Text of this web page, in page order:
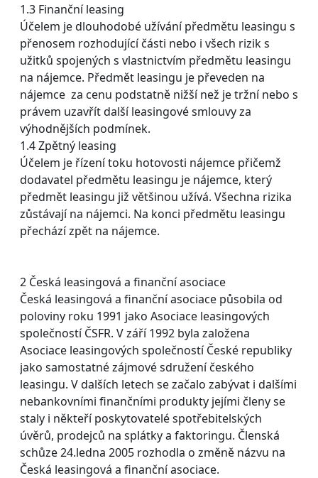
1.3 Finanční leasing
Účelem je dlouhodobé užívání předmětu leasingu s
přenosem rozhodující části nebo i všech rizik s
užitků spojených s vlastnictvím předmětu leasingu
na nájemce. Předmět leasingu je převeden na
nájemce za cenu podstatně nižší než je tržní nebo s
právem uzavřít další leasingové smlouvy za
výhodnějších podmínek.
1.4 Zpětný leasing
Účelem je řízení toku hotovosti nájemce přičemž
dodavatel předmětu leasingu je nájemce, který
předmět leasingu již většinou užívá. Všechna rizika
zůstávají na nájemci. Na konci předmětu leasingu
přechází zpět na nájemce.
2 Česká leasingová a finanční asociace
Česká leasingová a finanční asociace působila od
poloviny roku 1991 jako Asociace leasingových
společností ČSFR. V září 1992 byla založena
Asociace leasingových společností České republiky
jako samostatné zájmové sdružení českého
leasingu. V dalších letech se začalo zabývat i dalšími
nebankovními finančními produkty jejími členy se
staly i někteří poskytovatelé spotřebitelských
úvěrů, prodejců na splátky a faktoringu. Členská
schůze 24.ledna 2005 rozhodla o změně názvu na
Česká leasingová a finanční asociace.